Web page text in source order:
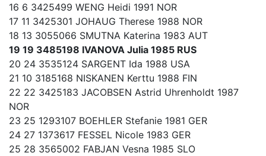
16 6 3425499 WENG Heidi 1991 NOR
17 11 3425301 JOHAUG Therese 1988 NOR
18 13 3055066 SMUTNA Katerina 1983 AUT
19 19 3485198 IVANOVA Julia 1985 RUS
20 24 3535124 SARGENT Ida 1988 USA
21 10 3185168 NISKANEN Kerttu 1988 FIN
22 22 3425183 JACOBSEN Astrid Uhrenholdt 1987
NOR
23 25 1293107 BOEHLER Stefanie 1981 GER
24 27 1373617 FESSEL Nicole 1983 GER
25 28 3565002 FABJAN Vesna 1985 SLO